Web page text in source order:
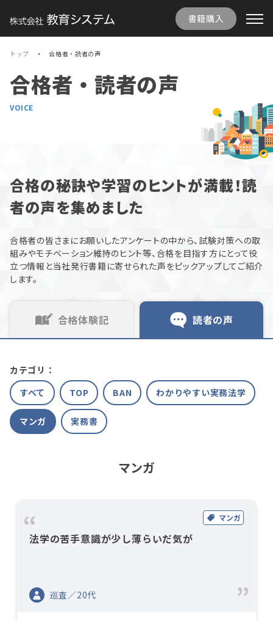
書籍購入
トップ 合格者・読者の声
合格者・読者の声
VOICE
合格の秘訣や学習のヒントが満載！読
者の声を集めました
合格者の皆さまにお願いしたアンケートの中から、試験対策への取
組みやモチベーション維持のヒント等、合格を目指す方にとって役
立つ情報と当社発行書籍に寄せられた声をピックアップしてご紹介
します。
合格体験記 読者の声
カテゴリ：
すべて
TOP BAN わかりやすい実務法学
マンガ 実務書
マンガ
マンガ
法学の苦手意識が少し薄らいだ気が
巡査／20代